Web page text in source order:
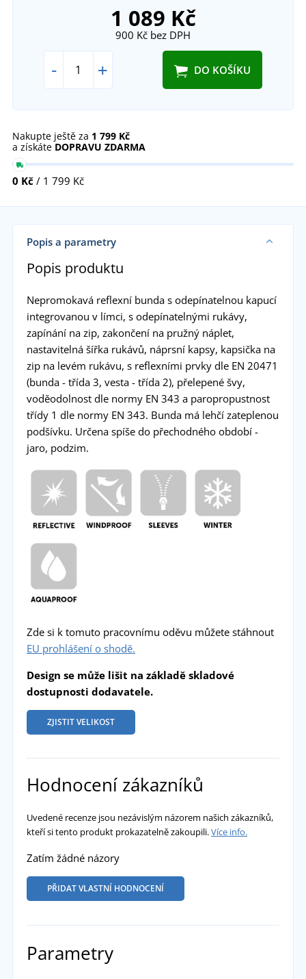
1 089 Kč
900 Kč bez DPH
- + DO KOŠÍKU
Nakupte ještě za 1 799 Kč
a získáte DOPRAVU ZDARMA
0 Kč / 1 799 Kč
Popis a parametry
Popis produktu
Nepromokavá reflexní bunda s odepínatelnou kapucí
integrovanou v límci, s odepínatelnými rukávy,
zapínání na zip, zakončení na pružný náplet,
nastavitelná šířka rukávů, náprsní kapsy, kapsička na
zip na levém rukávu, s reflexními prvky dle EN 20471
(bunda - třída 3, vesta - třída 2), přelepené švy,
voděodolnost dle normy EN 343 a paropropustnost
třídy 1 dle normy EN 343. Bunda má lehčí zateplenou
podšívku. Určena spíše do přechodného období -
jaro, podzim.
Zde si k tomuto pracovnímu oděvu můžete stáhnout
EU prohlášení o shodě.
Design se může lišit na základě skladové
dostupnosti dodavatele.
ZJISTIT VELIKOST
Hodnocení zákazníků
Uvedené recenze jsou nezávislým názorem našich zákazníků,
kteří si tento produkt prokazatelně zakoupili.Více info.
Zatím žádné názory
PŘIDAT VLASTNÍ HODNOCENÍ
Parametry